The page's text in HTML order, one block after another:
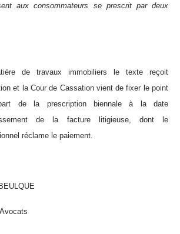
aux consommateurs se prescrit par deux
de travaux immobiliers le texte reçoit
et la Cour de Cassation vient de fixer le point
de la prescription biennale à la date
de la facture litigieuse, dont le
réclame le paiement.